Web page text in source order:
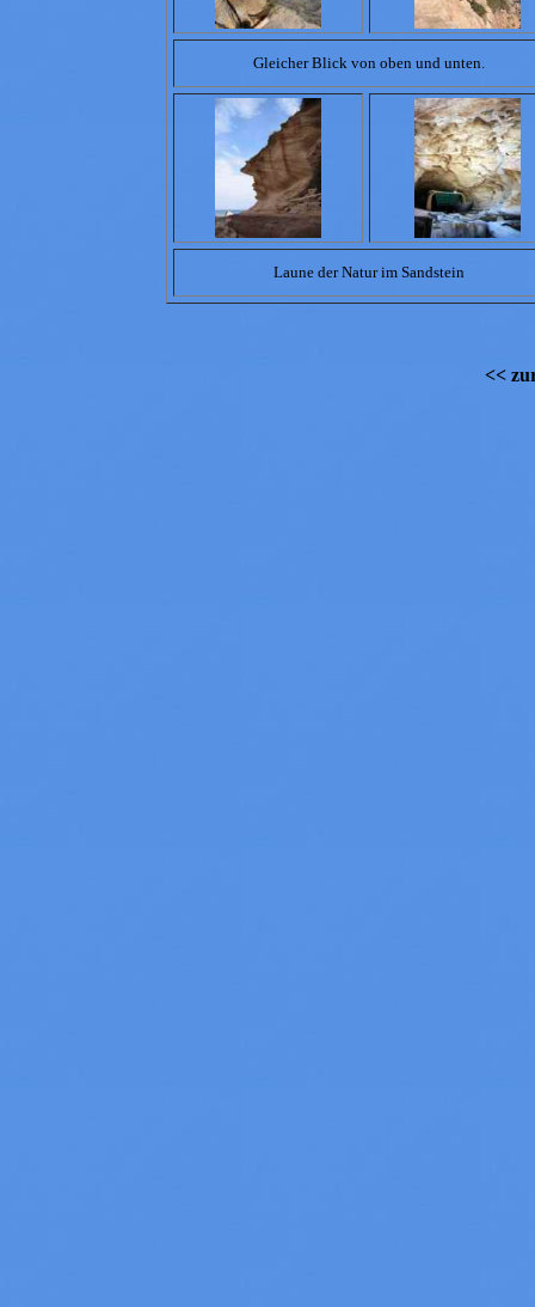
Gleicher Blick von oben und unten.
Laune der Natur im Sandstein
<<